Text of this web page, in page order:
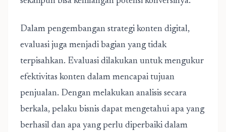
Dalam pengembangan strategi konten digital,
evaluasi juga menjadi bagian yang tidak
terpisahkan. Evaluasi dilakukan untuk mengukur
efektivitas konten dalam mencapai tujuan
penjualan. Dengan melakukan analisis secara
berkala, pelaku bisnis dapat mengetahui apa yang
berhasil dan apa yang perlu diperbaiki dalam